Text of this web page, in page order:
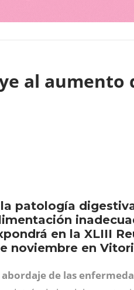
al aumento
patología
en la XLIII
noviembre en
abordaje de las